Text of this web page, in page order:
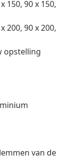
150, 90 x 150,
200, 90 x 200,
opstelling
van de